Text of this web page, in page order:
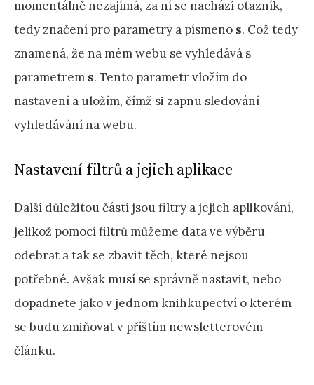
momentálně nezajímá, za ní se nachází otazník,
tedy značení pro parametry a písmeno s. Což tedy
znamená, že na mém webu se vyhledává s
parametrem s. Tento parametr vložím do
nastavení a uložím, čímž si zapnu sledování
vyhledávání na webu.
Nastavení filtrů a jejich aplikace
Další důležitou částí jsou filtry a jejich aplikování,
jelikož pomocí filtrů můžeme data ve výběru
odebrat a tak se zbavit těch, které nejsou
potřebné. Avšak musí se správně nastavit, nebo
dopadnete jako v jednom knihkupectví o kterém
se budu zmiňovat v příštím newsletterovém
článku.